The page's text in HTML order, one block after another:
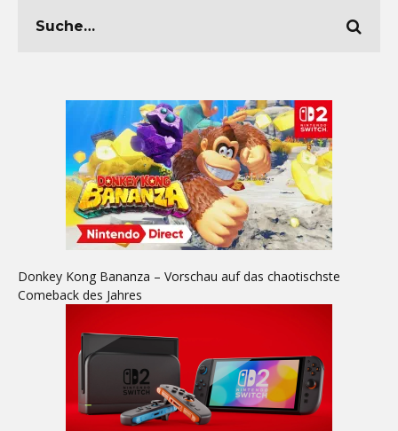
Donkey Kong Bananza – Vorschau auf das chaotischste
Comeback des Jahres